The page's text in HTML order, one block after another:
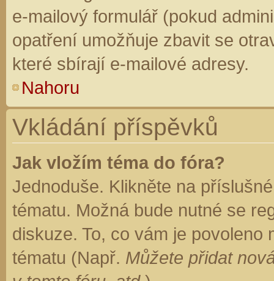
e-mailový formulář (pokud
opatření umožňuje zbavit se
které sbírají e-mailové adresy.
Nahoru
Vkládání příspěvků
Jak vložím téma do fóra?
Jednoduše. Klikněte na
tématu. Možná bude nutné se
diskuze. To, co vám je
tématu (Např. Můžete přidat